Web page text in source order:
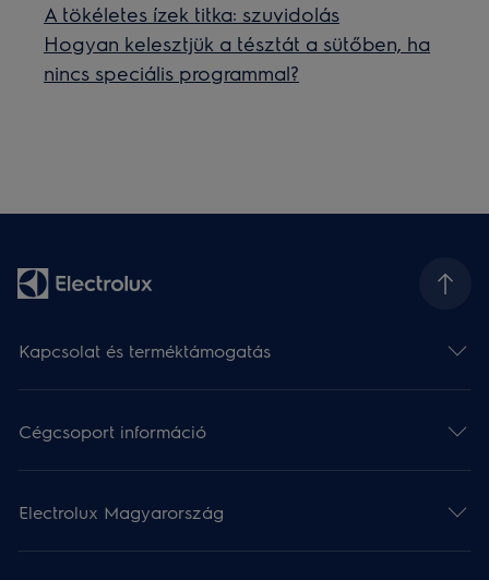
A tökéletes ízek titka: szuvidolás
Hogyan kelesztjük a tésztát a sütőben, ha
nincs speciális programmal?
Kapcsolat és terméktámogatás
Cégcsoport információ
Electrolux Magyarország